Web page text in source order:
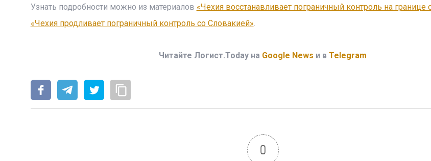
Узнать подробности можно из материалов «Чехия восстанавливает пограничный контроль на границе
«Чехия продливает пограничный контроль со Словакией».
Читайте Логист.Today на Google News и в Telegram
0